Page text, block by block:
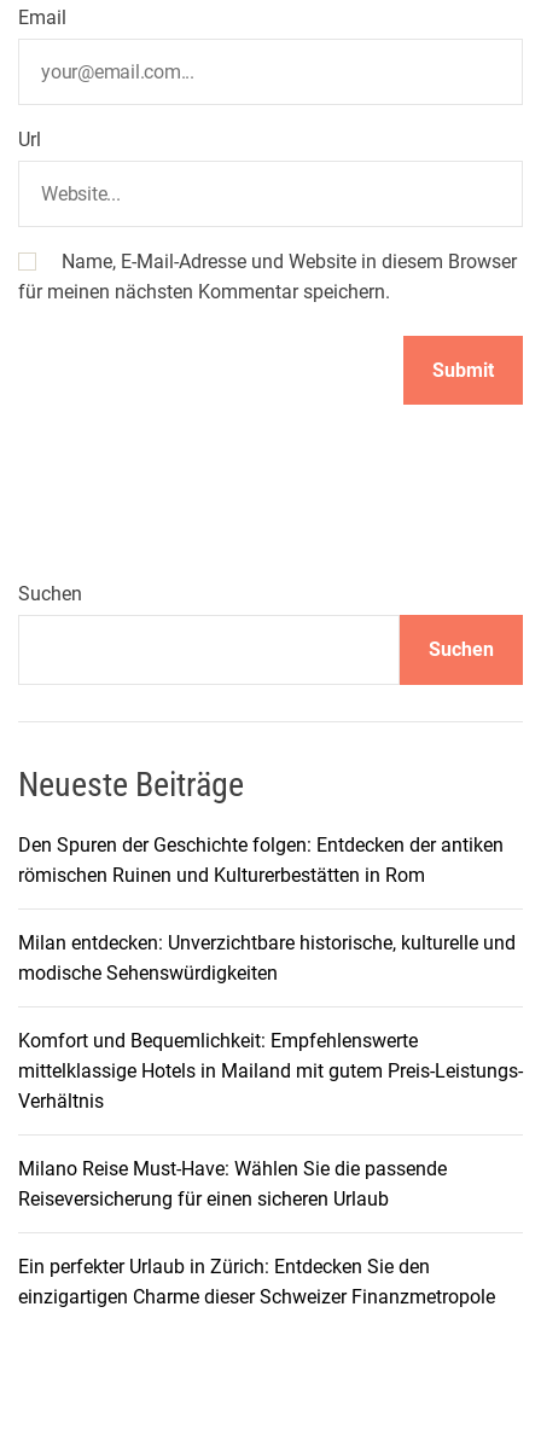
Email
Url
Name, E-Mail-Adresse und Website in diesem Browser
für meinen nächsten Kommentar speichern.
Suchen
Suchen
Neueste Beiträge
Den Spuren der Geschichte folgen: Entdecken der antiken
römischen Ruinen und Kulturerbestätten in Rom
Milan entdecken: Unverzichtbare historische, kulturelle und
modische Sehenswürdigkeiten
Komfort und Bequemlichkeit: Empfehlenswerte
mittelklassige Hotels in Mailand mit gutem Preis-Leistungs-
Verhältnis
Milano Reise Must-Have: Wählen Sie die passende
Reiseversicherung für einen sicheren Urlaub
Ein perfekter Urlaub in Zürich: Entdecken Sie den
einzigartigen Charme dieser Schweizer Finanzmetropole